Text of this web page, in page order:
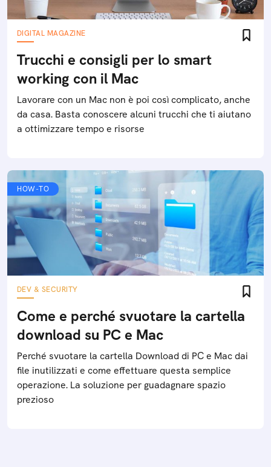
DIGITAL MAGAZINE
Trucchi e consigli per lo smart
working con il Mac
Lavorare con un Mac non è poi così complicato, anche
da casa. Basta conoscere alcuni trucchi che ti aiutano
a ottimizzare tempo e risorse
HOW-TO
DEV & SECURITY
Come e perché svuotare la cartella
download su PC e Mac
Perché svuotare la cartella Download di PC e Mac dai
file inutilizzati e come effettuare questa semplice
operazione. La soluzione per guadagnare spazio
prezioso